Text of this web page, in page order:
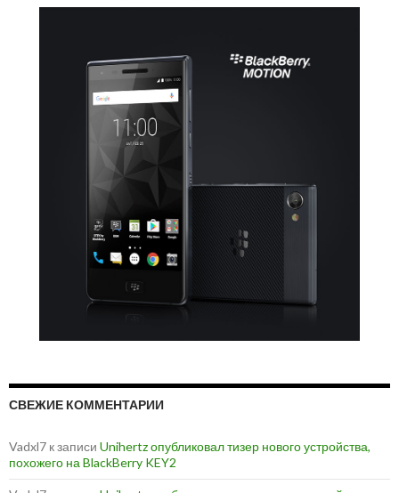
СВЕЖИЕ КОММЕНТАРИИ
Vadxl7 к записи Unihertz опубликовал тизер нового устройства,
похожего на BlackBerry KEY2